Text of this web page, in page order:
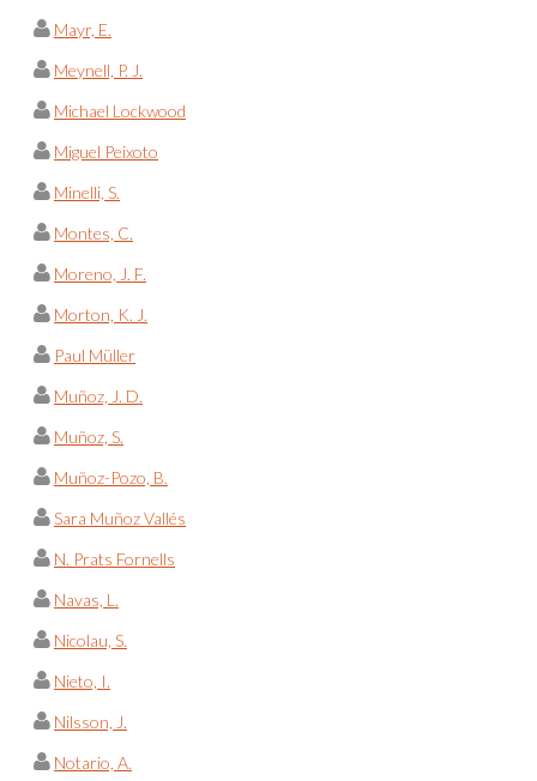
Mayr, E.
Meynell, P. J.
Michael Lockwood
Miguel Peixoto
Minelli, S.
Montes, C.
Moreno, J. F.
Morton, K. J.
Paul Müller
Muñoz, J. D.
Muñoz, S.
Muñoz-Pozo, B.
Sara Muñoz Vallés
N. Prats Fornells
Navas, L.
Nicolau, S.
Nieto, I.
Nilsson, J.
Notario, A.